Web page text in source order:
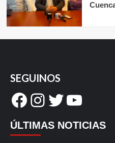
SEGUINOS
Facebook
Instagram
Twitter
ÚLTIMAS NOTICIAS